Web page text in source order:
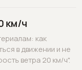
км/ч
как
в движении и не
ветра 20 км/ч".